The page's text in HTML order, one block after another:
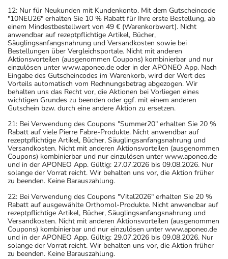
12: Nur für Neukunden mit Kundenkonto. Mit dem Gutscheincode
"10NEU26" erhalten Sie 10 % Rabatt für Ihre erste Bestellung, ab
einem Mindestbestellwert von 49 € (Warenkorbwert). Nicht
anwendbar auf rezeptpflichtige Artikel, Bücher,
Säuglingsanfangsnahrung und Versandkosten sowie bei
Bestellungen über Vergleichsportale. Nicht mit anderen
Aktionsvorteilen (ausgenommen Coupons) kombinierbar und nur
einzulösen unter www.aponeo.de oder in der APONEO App. Nach
Eingabe des Gutscheincodes im Warenkorb, wird der Wert des
Vorteils automatisch vom Rechnungsbetrag abgezogen. Wir
behalten uns das Recht vor, die Aktionen bei Vorliegen eines
wichtigen Grundes zu beenden oder ggf. mit einem anderen
Gutschein bzw. durch eine andere Aktion zu ersetzen.
21: Bei Verwendung des Coupons "Summer20" erhalten Sie 20 %
Rabatt auf viele Pierre Fabre-Produkte. Nicht anwendbar auf
rezeptpflichtige Artikel, Bücher, Säuglingsanfangsnahrung und
Versandkosten. Nicht mit anderen Aktionsvorteilen (ausgenommen
Coupons) kombinierbar und nur einzulösen unter www.aponeo.de
und in der APONEO App. Gültig: 27.07.2026 bis 09.08.2026. Nur
solange der Vorrat reicht. Wir behalten uns vor, die Aktion früher
zu beenden. Keine Barauszahlung.
22: Bei Verwendung des Coupons "Vital2026" erhalten Sie 20 %
Rabatt auf ausgewählte Orthomol-Produkte. Nicht anwendbar auf
rezeptpflichtige Artikel, Bücher, Säuglingsanfangsnahrung und
Versandkosten. Nicht mit anderen Aktionsvorteilen (ausgenommen
Coupons) kombinierbar und nur einzulösen unter www.aponeo.de
und in der APONEO App. Gültig: 29.07.2026 bis 09.08.2026. Nur
solange der Vorrat reicht. Wir behalten uns vor, die Aktion früher
zu beenden. Keine Barauszahlung.